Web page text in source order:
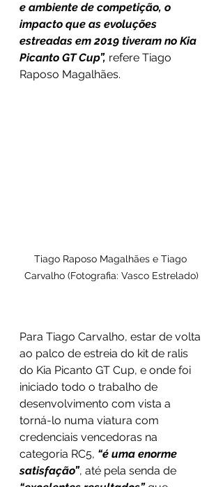
e ambiente de competição, o
impacto que as evoluções
estreadas em 2019 tiveram no Kia
Picanto GT Cup”, refere Tiago
Raposo Magalhães.
Tiago Raposo Magalhães e Tiago
Carvalho (Fotografia: Vasco Estrelado)
Para Tiago Carvalho, estar de volta
ao palco de estreia do kit de ralis
do Kia Picanto GT Cup, e onde foi
iniciado todo o trabalho de
desenvolvimento com vista a
torná-lo numa viatura com
credenciais vencedoras na
categoria RC5, “é uma enorme
satisfação”, até pela senda de